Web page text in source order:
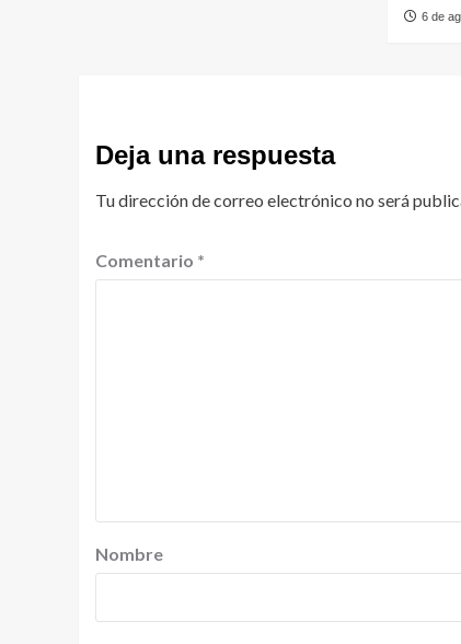
6 de
Deja una respuesta
Tu dirección de correo electrónico no será
Comentario *
Nombre